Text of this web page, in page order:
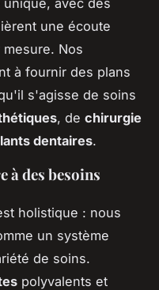
une écoute
Nos
à fournir des plans
s'agisse de soins
, de chirurgie
dentaires.
à des besoins
holistique : nous
un système
de soins.
polyvalents et